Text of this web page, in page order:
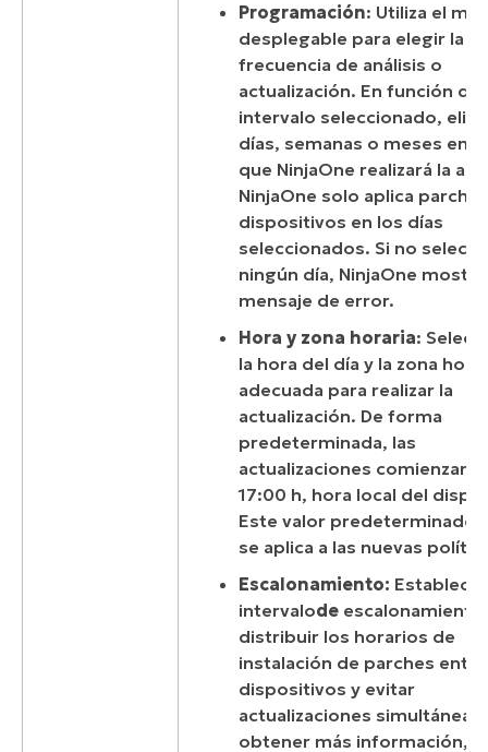
Programación: Utiliza el
desplegable para elegir la
frecuencia de análisis o
actualización. En función del
intervalo seleccionado,
días, semanas o meses en
que NinjaOne realizará la
NinjaOne solo aplica
dispositivos en los días
seleccionados. Si no
ningún día, NinjaOne
mensaje de error.
Hora y zona horaria:
la hora del día y la zona
adecuada para realizar la
actualización. De forma
predeterminada, las
actualizaciones comienzan a
17:00 h, hora local del
Este valor predeterminado
se aplica a las nuevas
Escalonamiento: Establece
intervalode escalonamiento
distribuir los horarios de
instalación de parches
dispositivos y evitar
actualizaciones simultáneas.
obtener más información,